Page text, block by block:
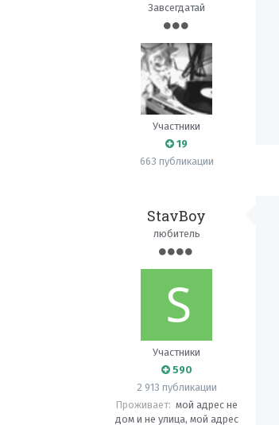
Завсегдатай
Участники
19
663 публикации
StavBoy
любитель
Участники
590
2 913 публикации
Проживает: мой адрес не
дом и не улица, мой адрес